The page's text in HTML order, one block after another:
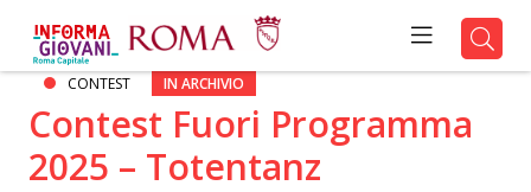
CONTEST IN ARCHIVIO
Contest Fuori Programma
2025 – Totentanz